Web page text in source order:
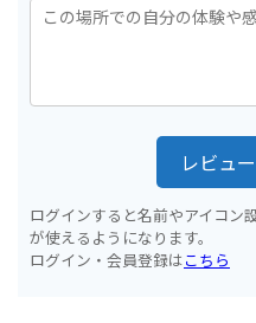
レビュ
ログインすると名前やアイコン
が使えるようになります。
ログイン・会員登録はこちら